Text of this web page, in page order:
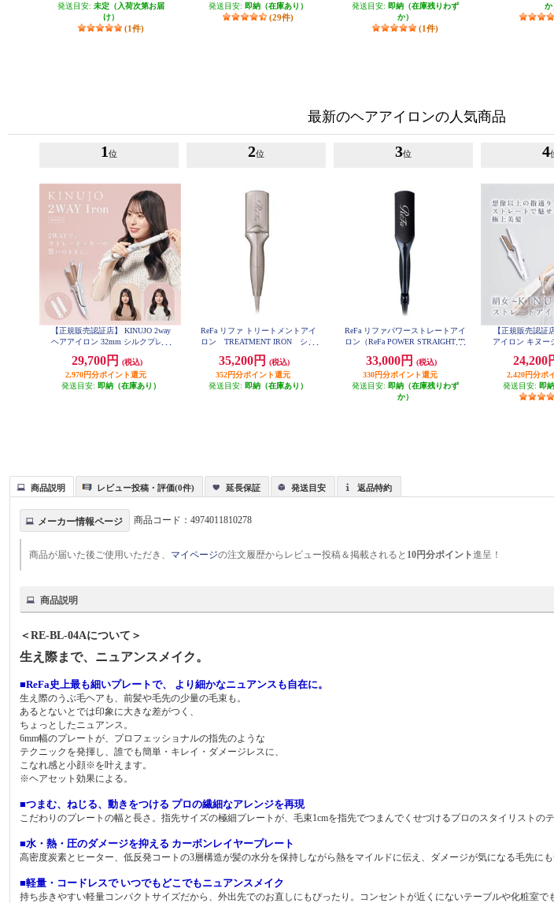
発送目安: 未定（入荷次第お届
け）
(1件)
発送目安: 即納（在庫あり）
(29件)
発送目安: 即納（在庫残りわず
か）
(1件)
か
最新のヘアアイロンの人気商品
1 位
【正規販売認証店】 KINUJO 2way
ヘアアイロン 32mm シルクプレー
イト 2W02
29,700円
(税込)
2,970円分ポイント還元
発送目安: 即納（在庫あり）
2位
ReFa リファ トリートメントアイ
ロン TREATMENT IRON シャ
35,200円
(税込)
352円分ポイント還元
発送目安: 即納（在庫あり）
3位
ReFa リファパワーストレートアイ
ロン（ReFa POWER STRAIGHT IR
33,000円
(税込)
330円分ポイント還元
発送目安: 即納（在庫残りわず
か）
4
【正規販売認証
アイロン キヌ
24,200
2,420円分ポ
発送目安: 即
商品説明 レビュー投稿・評価(0件) 延長保証 発送目安 返品特約
メーカー情報ページ 商品コード：4974011810278
商品が届いた後ご使用いただき、 マイページの注文履歴からレビュー投稿＆掲載されると 10円分ポイント進呈！
商品説明
＜RE-BL-04Aについて＞
生え際まで、ニュアンスメイク。
■ReFa史上最も細いプレートで、 より細かなニュアンスも自在に。
生え際のうぶ毛ヘアも、前髪や毛先の少量の毛束も。
あるとないとでは印象に大きな差がつく、
ちょっとしたニュアンス。
6mm幅のプレートが、プロフェッショナルの指先のような
テクニックを発揮し、誰でも簡単・キレイ・ダメージレスに、
こなれ感と小顔※を叶えます。
※ヘアセット効果による。
■つまむ、ねじる、動きをつける プロの繊細なアレンジを再現
こだわりのプレートの幅と長さ。指先サイズの極細プレートが、毛束1cmを指先でつまんでくせづけるプロのスタイリストの
■水・熱・圧のダメージを抑える カーボンレイヤープレート
高密度炭素とヒーター、低反発コートの3層構造が髪の水分を保持しながら熱をマイルドに伝え、ダメージが気になる毛先にも
■軽量・コードレスで いつでもどこでもニュアンスメイク
持ち歩きやすい軽量コンパクトサイズだから、外出先でのお直しにもぴったり。コンセントが近くにないテーブルや化粧室で